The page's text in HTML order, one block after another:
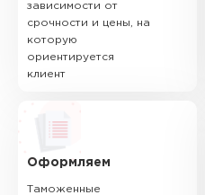
зависимости от
срочности и цены, на
которую
ориентируется
клиент
Оформляем
Таможенные